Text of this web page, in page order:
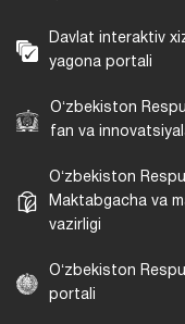
Davlat interaktiv
yagona portali
Oʻzbekiston
fan va
Oʻzbekiston
Maktabgacha va
vazirligi
Oʻzbekiston
portali